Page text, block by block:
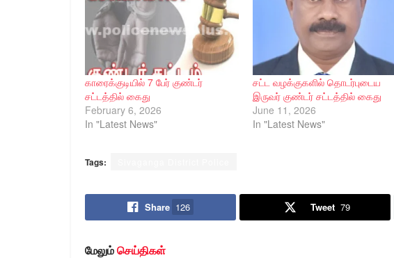
காரைக்குடியில் 7 பேர் குண்டர்
சட்டத்தில் கைது
February 6, 2026
In "Latest News"
சட்ட வழக்குகளில் தொடர்புடைய
இருவர் குண்டர் சட்டத்தில் கைது
June 11, 2026
In "Latest News"
Tags:
Share 126 Tweet 79
மேலும்செய்திகள்